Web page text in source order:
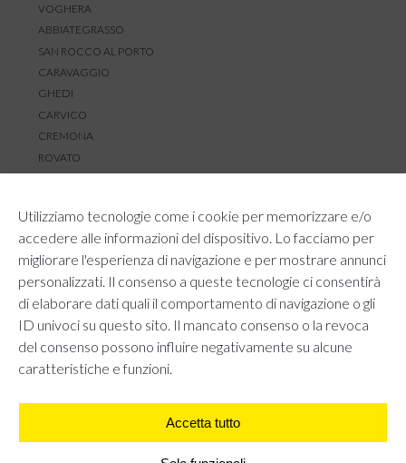
Utilizziamo tecnologie come i cookie per memorizzare e/o
accedere alle informazioni del dispositivo. Lo facciamo per
migliorare l'esperienza di navigazione e per mostrare annunci
personalizzati. Il consenso a queste tecnologie ci consentirà
di elaborare dati quali il comportamento di navigazione o gli
ID univoci su questo sito. Il mancato consenso o la revoca
del consenso possono influire negativamente su alcune
caratteristiche e funzioni.
Accetta tutto
VOGHERA
ABBIATEGRASSO
SAN ROCCO AL PORTO
CARAVAGGIO
GHEDI
CARVICO
CREMONA
ROVATO
RESI E RIMBORSI
REGOLAMENTO LOYALTY
CONTATTACI
PRIVACY POLICY COOKIE POLICY